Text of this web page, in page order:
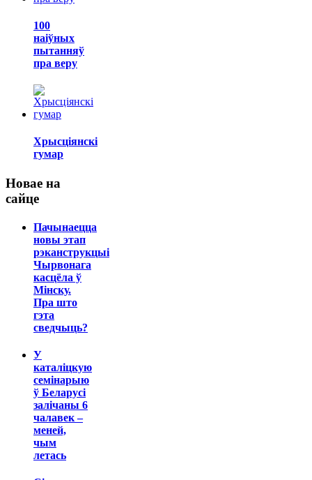
100
наіўных
пытанняў
пра веру
Хрысціянскі
гумар
Новае на
сайце
Пачынаецца
новы этап
рэканструкцыі
Чырвонага
касцёла ў
Мінску.
Пра што
гэта
сведчыць?
У
каталіцкую
семінарыю
ў Беларусі
залічаны 6
чалавек –
меней,
чым
летась